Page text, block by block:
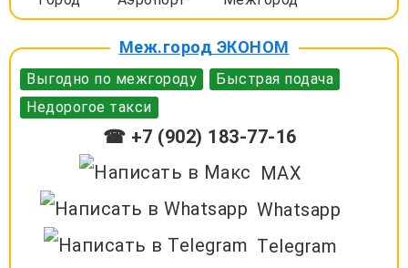
Меж.город ЭКОНОМ
Выгодно по межгороду
Быстрая подача
Недорогое такси
☎ +7 (902) 183-77-16
MAX
Whatsapp
Telegram